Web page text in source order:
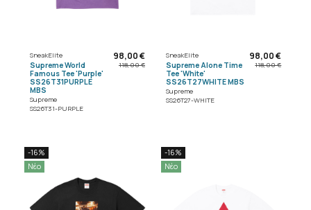
SneakElite
Supreme World
Famous Tee 'Purple'
SS26T31PURPLE
MBS
Supreme
SS26T31-PURPLE
98,00 €
118,00 €
SneakElite
Supreme Alone Time
Tee 'White'
SS26T27WHITE MBS
Supreme
SS26T27-WHITE
98,00 €
118,00 €
-16%
Νέο
-16%
Νέο